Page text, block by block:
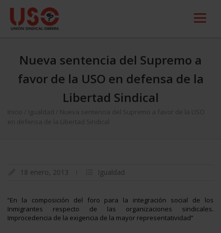
Nueva sentencia del Supremo a
favor de la USO en defensa de la
Libertad Sindical
Inicio Igualdad
Nueva sentencia del Supremo a favor de la USO
en defensa de la Libertad Sindical
18 enero, 2013 Igualdad
“En la composición del foro para la integración social de los
Inmigrantes respecto de las organizaciones sindicales.
Improcedencia de la exigencia de la mayor representatividad”